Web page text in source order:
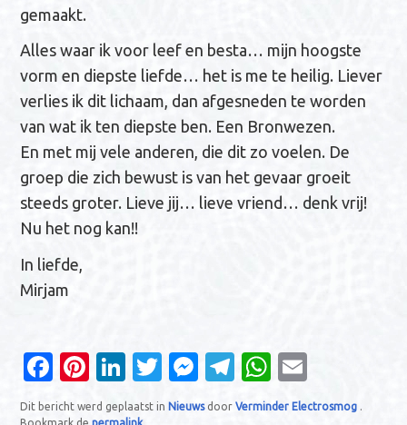
gemaakt.
Alles waar ik voor leef en besta… mijn hoogste
vorm en diepste liefde… het is me te heilig. Liever
verlies ik dit lichaam, dan afgesneden te worden
van wat ik ten diepste ben. Een Bronwezen.
En met mij vele anderen, die dit zo voelen. De
groep die zich bewust is van het gevaar groeit
steeds groter. Lieve jij… lieve vriend… denk vrij!
Nu het nog kan!!
In liefde,
Mirjam
Fa
c
Pi
nt
Li
n
T
w
M
es
T
el
W
h
m
Dit bericht werd geplaatst in NieuwsdoorVerminder Electrosmog .
Bookmark depermalink